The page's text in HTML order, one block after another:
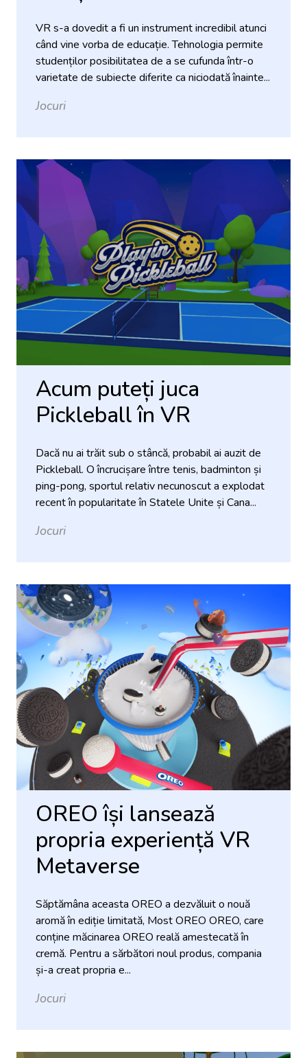
VR s-a dovedit a fi un instrument incredibil atunci
când vine vorba de educație. Tehnologia permite
studenților posibilitatea de a se cufunda într-o
varietate de subiecte diferite ca niciodată înainte...
Jocuri
Acum puteți juca
Pickleball în VR
Dacă nu ai trăit sub o stâncă, probabil ai auzit de
Pickleball. O încrucișare între tenis, badminton și
ping-pong, sportul relativ necunoscut a explodat
recent în popularitate în Statele Unite și Cana...
Jocuri
OREO își lansează
propria experiență VR
Metaverse
Săptămâna aceasta OREO a dezvăluit o nouă
aromă în ediție limitată, Most OREO OREO, care
conține măcinarea OREO reală amestecată în
cremă. Pentru a sărbători noul produs, compania
și-a creat propria e...
Jocuri